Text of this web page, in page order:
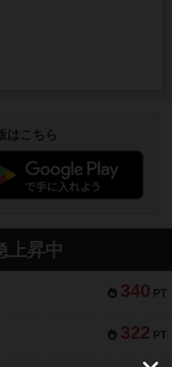
はこちら
上昇中
340 PT
322 PT